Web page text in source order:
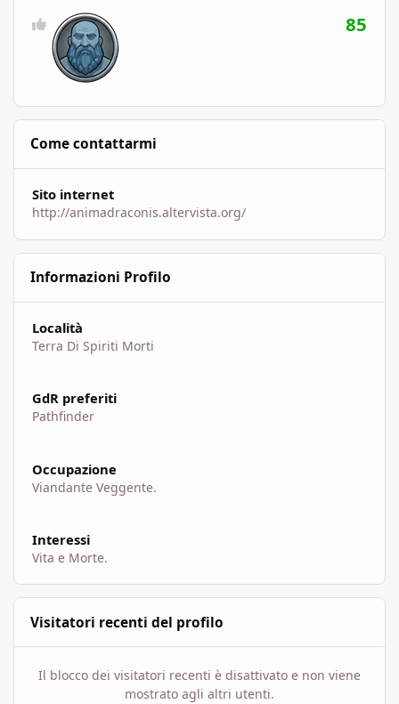
85
Come contattarmi
Sito internet
http://animadraconis.altervista.org/
Informazioni Profilo
Località
Terra Di Spiriti Morti
GdR preferiti
Pathfinder
Occupazione
Viandante Veggente.
Interessi
Vita e Morte.
Visitatori recenti del profilo
Il blocco dei visitatori recenti è disattivato e non viene
mostrato agli altri utenti.